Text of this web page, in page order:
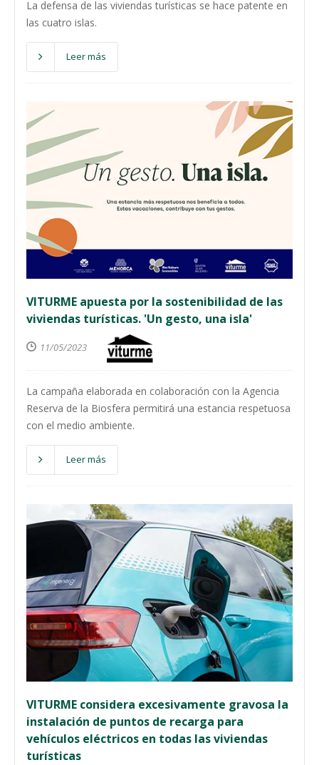
La defensa de las viviendas turísticas se hace patente en
las cuatro islas.
Leer más
VITURME apuesta por la sostenibilidad de las
viviendas turísticas. 'Un gesto, una isla'
11/05/2023
La campaña elaborada en colaboración con la Agencia
Reserva de la Biosfera permitirá una estancia respetuosa
con el medio ambiente.
Leer más
VITURME considera excesivamente gravosa la
instalación de puntos de recarga para
vehículos eléctricos en todas las viviendas
turísticas